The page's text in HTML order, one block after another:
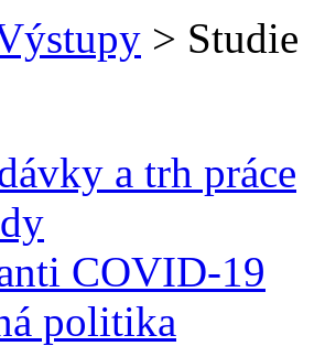
> Studie
a trh práce
COVID-19
politika